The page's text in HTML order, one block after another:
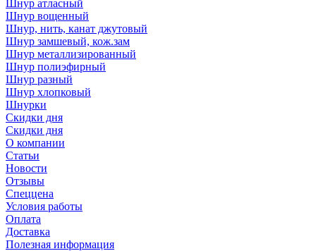
Шнур атласный
Шнур вощенный
Шнур, нить, канат джутовый
Шнур замшевый, кож.зам
Шнур металлизированный
Шнур полиэфирный
Шнур разный
Шнур хлопковый
Шнурки
Скидки дня
Скидки дня
О компании
Статьи
Новости
Отзывы
Спеццена
Условия работы
Оплата
Доставка
Полезная информация